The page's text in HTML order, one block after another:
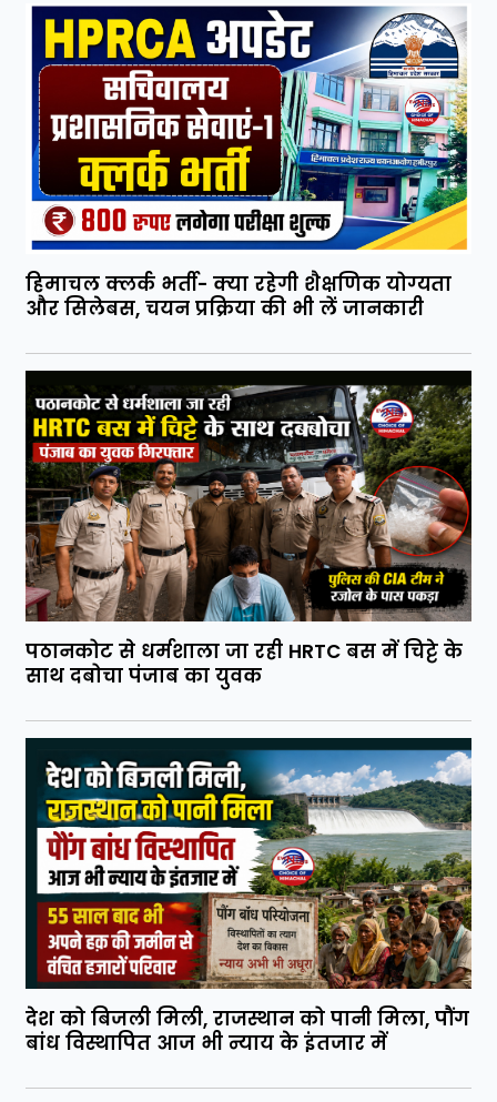
हिमाचल क्लर्क भर्ती- क्या रहेगी शैक्षणिक योग्यता
और सिलेबस, चयन प्रक्रिया की भी लें जानकारी
पठानकोट से धर्मशाला जा रही HRTC बस में चिट्टे के
साथ दबोचा पंजाब का युवक
देश को बिजली मिली, राजस्थान को पानी मिला, पौंग
बांध विस्थापित आज भी न्याय के इंतजार में